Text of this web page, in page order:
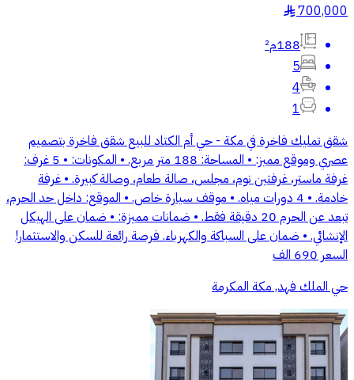
700,000
§
188م²
5
4
1
شقق تمليك فاخرة في مكة - حي أم الكتاد للبيع شقق فاخرة بتصميم
عصري وموقع مميز: • المساحة: 188 متر مربع. • المكونات: • 5 غرف:
غرفة ماستر، غرفتين نوم، مجلس، صالة طعام، وصالة كبيرة. • غرفة
خادمة. • 4 دورات مياه. • موقف سيارة خاص. • الموقع: داخل حد الحرم،
تبعد عن الحرم 20 دقيقة فقط. • ضمانات مميزة: • ضمان على الهيكل
الإنشائي. • ضمان على السباكة والكهرباء. فرصة رائعة للسكن والاستثمار!
السعر 690 الف
حي الملك فهد, مكة المكرمة